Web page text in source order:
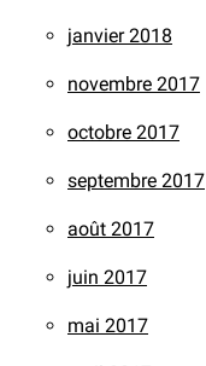
janvier 2018
novembre 2017
octobre 2017
septembre 2017
août 2017
juin 2017
mai 2017